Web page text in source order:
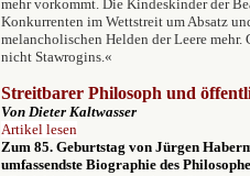
mehr vorkommt. Die Kindeskinder der
Konkurrenten im Wettstreit um Absatz
melancholischen Helden der Leere mehr.
nicht Stawrogins.«
Streitbarer Philosoph und
Von Dieter Kaltwasser
Artikel lesen
Zum 85. Geburtstag von Jürgen
umfassendste Biographie des